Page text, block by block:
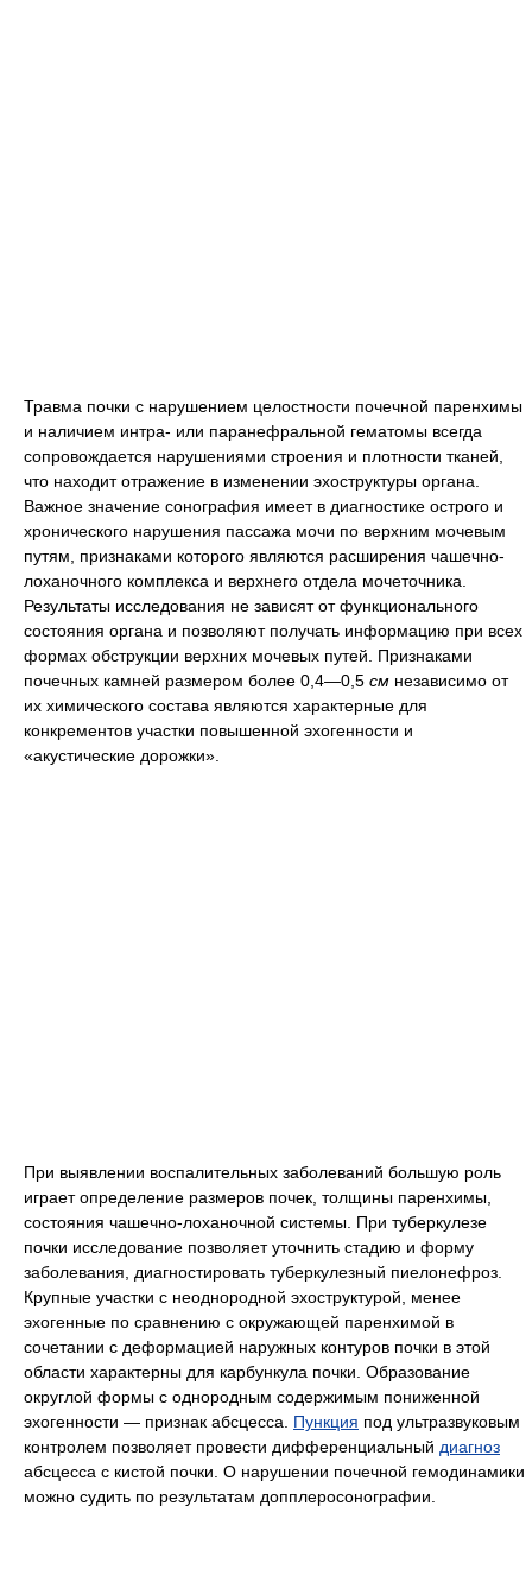
Травма почки с нарушением целостности почечной паренхимы
и наличием интра- или паранефральной гематомы всегда
сопровождается нарушениями строения и плотности тканей,
что находит отражение в изменении эхоструктуры органа.
Важное значение сонография имеет в диагностике острого и
хронического нарушения пассажа мочи по верхним мочевым
путям, признаками которого являются расширения чашечно-
лоханочного комплекса и верхнего отдела мочеточника.
Результаты исследования не зависят от функционального
состояния органа и позволяют получать информацию при всех
формах обструкции верхних мочевых путей. Признаками
почечных камней размером более 0,4—0,5 см независимо от
их химического состава являются характерные для
конкрементов участки повышенной эхогенности и
«акустические дорожки».
При выявлении воспалительных заболеваний большую роль
играет определение размеров почек, толщины паренхимы,
состояния чашечно-лоханочной системы. При туберкулезе
почки исследование позволяет уточнить стадию и форму
заболевания, диагностировать туберкулезный пиелонефроз.
Крупные участки с неоднородной эхоструктурой, менее
эхогенные по сравнению с окружающей паренхимой в
сочетании с деформацией наружных контуров почки в этой
области характерны для карбункула почки. Образование
округлой формы с однородным содержимым пониженной
эхогенности — признак абсцесса. Пункция под ультразвуковым
контролем позволяет провести дифференциальный диагноз
абсцесса с кистой почки. О нарушении почечной гемодинамики
можно судить по результатам допплеросонографии.